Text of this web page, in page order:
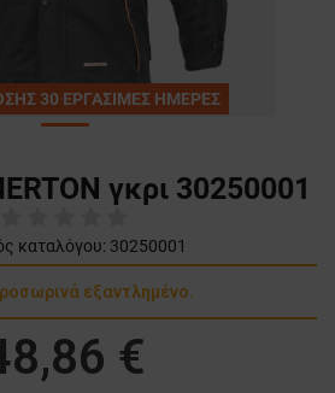
30 ΕΡΓΑΣΙΜΕΣ ΗΜΕΡΕΣ
γκρι 30250001
καταλόγου: 30250001
εξαντλημένο.
€